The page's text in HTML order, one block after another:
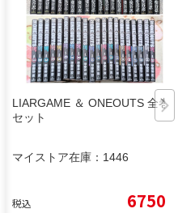
LIARGAME ＆ ONEOUTS 全巻
セット
マイストア在庫： 1446
税込 6750